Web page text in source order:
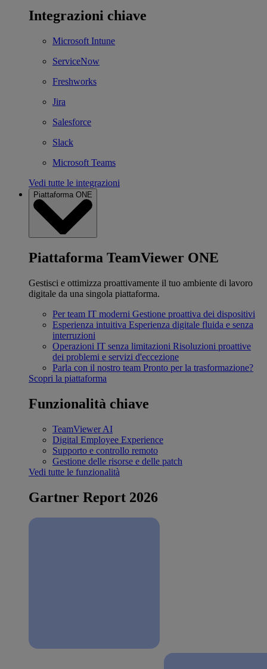
Integrazioni chiave
Microsoft Intune
ServiceNow
Freshworks
Jira
Salesforce
Slack
Microsoft Teams
Vedi tutte le integrazioni
Piattaforma ONE
Piattaforma TeamViewer ONE
Gestisci e ottimizza proattivamente il tuo ambiente di lavoro
digitale da una singola piattaforma.
Per team IT moderni Gestione proattiva dei dispositivi
Esperienza intuitiva Esperienza digitale fluida e senza
interruzioni
Operazioni IT senza limitazioni Risoluzioni proattive
dei problemi e servizi d'eccezione
Parla con il nostro team Pronto per la trasformazione?
Scopri la piattaforma
Funzionalità chiave
TeamViewer AI
Digital Employee Experience
Supporto e controllo remoto
Gestione delle risorse e delle patch
Vedi tutte le funzionalità
Gartner Report 2026